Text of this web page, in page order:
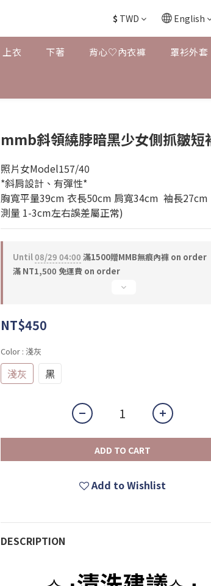
$ TWD English
上衣 下著 背心♡內衣褲 罩衫外套
mmb斜領繞脖暗黑少女側抓皺短
照片女Model157/40
*斜肩設計、有彈性*
胸寬平量39cm 衣長50cm 肩寬34cm  袖長27cm
測量 1-3cm左右誤差屬正常)
Until08/29 04:00 滿1500贈MMB無痕內褲 on order
滿 NT1,500 免運費 on order
NT$450
Color : 淺灰
淺灰 黑
ADD TO CART
Add to Wishlist
DESCRIPTION